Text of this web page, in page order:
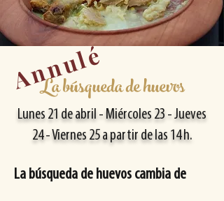
La búsqueda de huevos
Annulé
Lunes 21 de abril - Miércoles 23 - Jueves
24 - Viernes 25 a partir de las 14 h.
La búsqueda de huevos cambia de